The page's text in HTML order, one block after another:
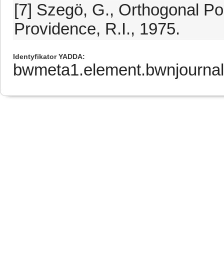
[7] Szegö, G., Orthogonal
Providence, R.I., 1975.
Identyfikator YADDA